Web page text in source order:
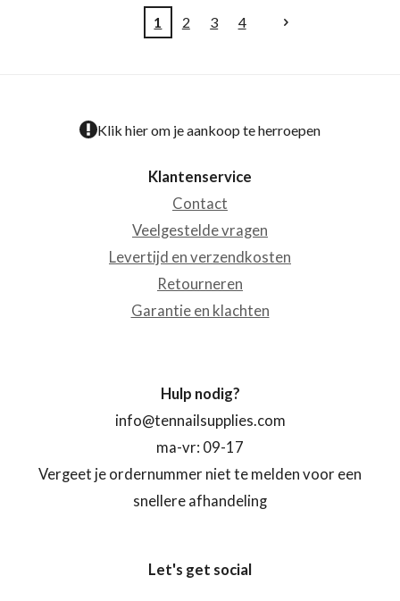
1 2 3 4
Klik hier om je aankoop te herroepen
Klantenservice
Contact
Veelgestelde vragen
Levertijd en verzendkosten
Retourneren
Garantie en klachten
Hulp nodig?
info@tennailsupplies.com
ma-vr: 09-17
Vergeet je ordernummer niet te melden voor een
snellere afhandeling
Let's get social